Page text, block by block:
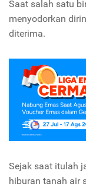
Saat salah satu
menyodorkan
diterima.
Sejak saat itulah
hiburan tanah air